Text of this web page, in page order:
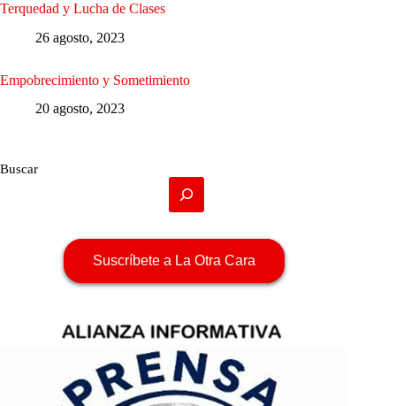
Terquedad y Lucha de Clases
26 agosto, 2023
Empobrecimiento y Sometimiento
20 agosto, 2023
Buscar
Suscríbete a La Otra Cara